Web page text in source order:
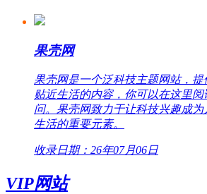
果壳网
果壳网是一个泛科技主题网站，提
贴近生活的内容，你可以在这里
问。果壳网致力于让科技兴趣成
生活的重要元素。
收录日期：26年07月06日
VIP网站